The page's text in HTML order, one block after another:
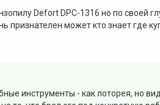
Defort DPС-1316 но по своей
признателен может кто знает где
инструменты - как лоторея, но